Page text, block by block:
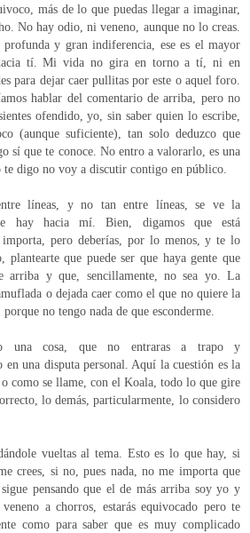
más de lo que puedas llegar a imaginar,
No hay odio, ni veneno, aunque no lo creas.
y gran indiferencia, ese es el mayor
tí. Mi vida no gira en torno a tí, ni en
para dejar caer pullitas por este o aquel foro.
hablar del comentario de arriba, pero no
ofendido, yo, sin saber quien lo escribe,
(aunque suficiente), tan solo deduzco que
sí que te conoce. No entro a valorarlo, es una
digo no voy a discutir contigo en público.
líneas, y no tan entre líneas, se ve la
hay hacia mí. Bien, digamos que está
pero deberías, por lo menos, y te lo
que puede ser que haya gente que
arriba y que, sencillamente, no sea yo. La
o dejada caer como el que no quiere la
porque no tengo nada de que esconderme.
una cosa, que no entraras a trapo y
en una disputa personal. Aquí la cuestión es la
como se llame, con el Koala, todo lo que gire
lo demás, particularmente, lo considero
vueltas al tema. Esto es lo que hay, si
crees, si no, pues nada, no me importa que
pensando que el de más arriba soy yo y
a chorros, estarás equivocado pero te
como para saber que es muy complicado